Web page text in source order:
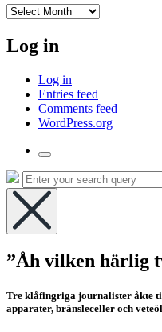
Log in
Log in
Entries feed
Comments feed
WordPress.org
Toggle
the
search
field
Search
for:
Hide
search
”Åh vilken härlig
Tre klåfingriga journalister åkte
apparater, bränsleceller och